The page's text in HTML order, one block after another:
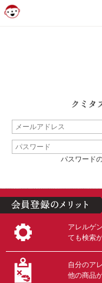
パスワード
アレルゲ
ても検索
自分のア
他の商品